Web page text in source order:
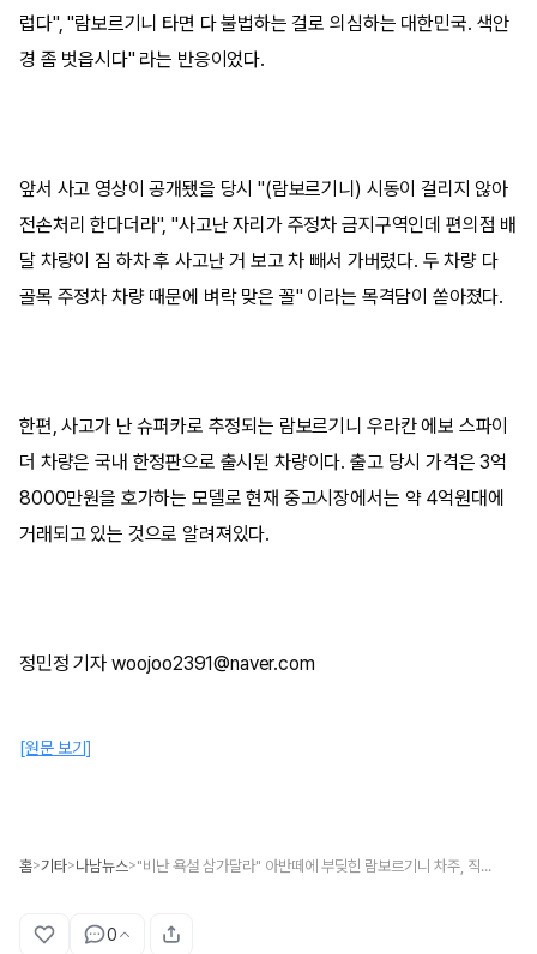
럽다", "람보르기니 타면 다 불법하는 걸로 의심하는 대한민국. 색안
경 좀 벗읍시다" 라는 반응이었다.
앞서 사고 영상이 공개됐을 당시 "(람보르기니) 시동이 걸리지 않아
전손처리 한다더라", "사고난 자리가 주정차 금지구역인데 편의점 배
달 차량이 짐 하차 후 사고난 거 보고 차 빼서 가버렸다. 두 차량 다
골목 주정차 차량 때문에 벼락 맞은 꼴" 이라는 목격담이 쏟아졌다.
한편, 사고가 난 슈퍼카로 추정되는 람보르기니 우라칸 에보 스파이
더 차량은 국내 한정판으로 출시된 차량이다. 출고 당시 가격은 3억
8000만원을 호가하는 모델로 현재 중고시장에서는 약 4억원대에
거래되고 있는 것으로 알려져있다.
정민정 기자 woojoo2391@naver.com
[원문 보기]
홈>기타>나남뉴스> "비난 욕설 삼가달라" 아반떼에 부딪힌 람보르기니 차주, 직접 입 열었다
0